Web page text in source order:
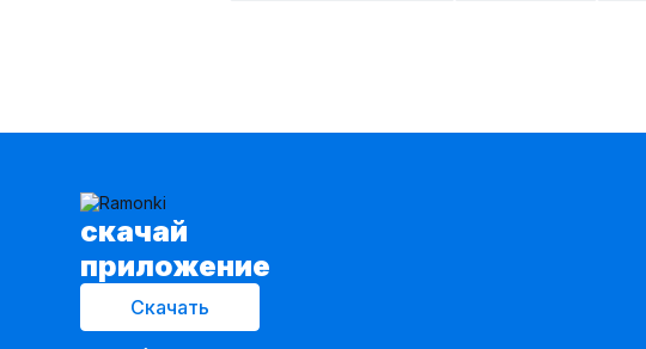
cкачай
приложение
Скачать